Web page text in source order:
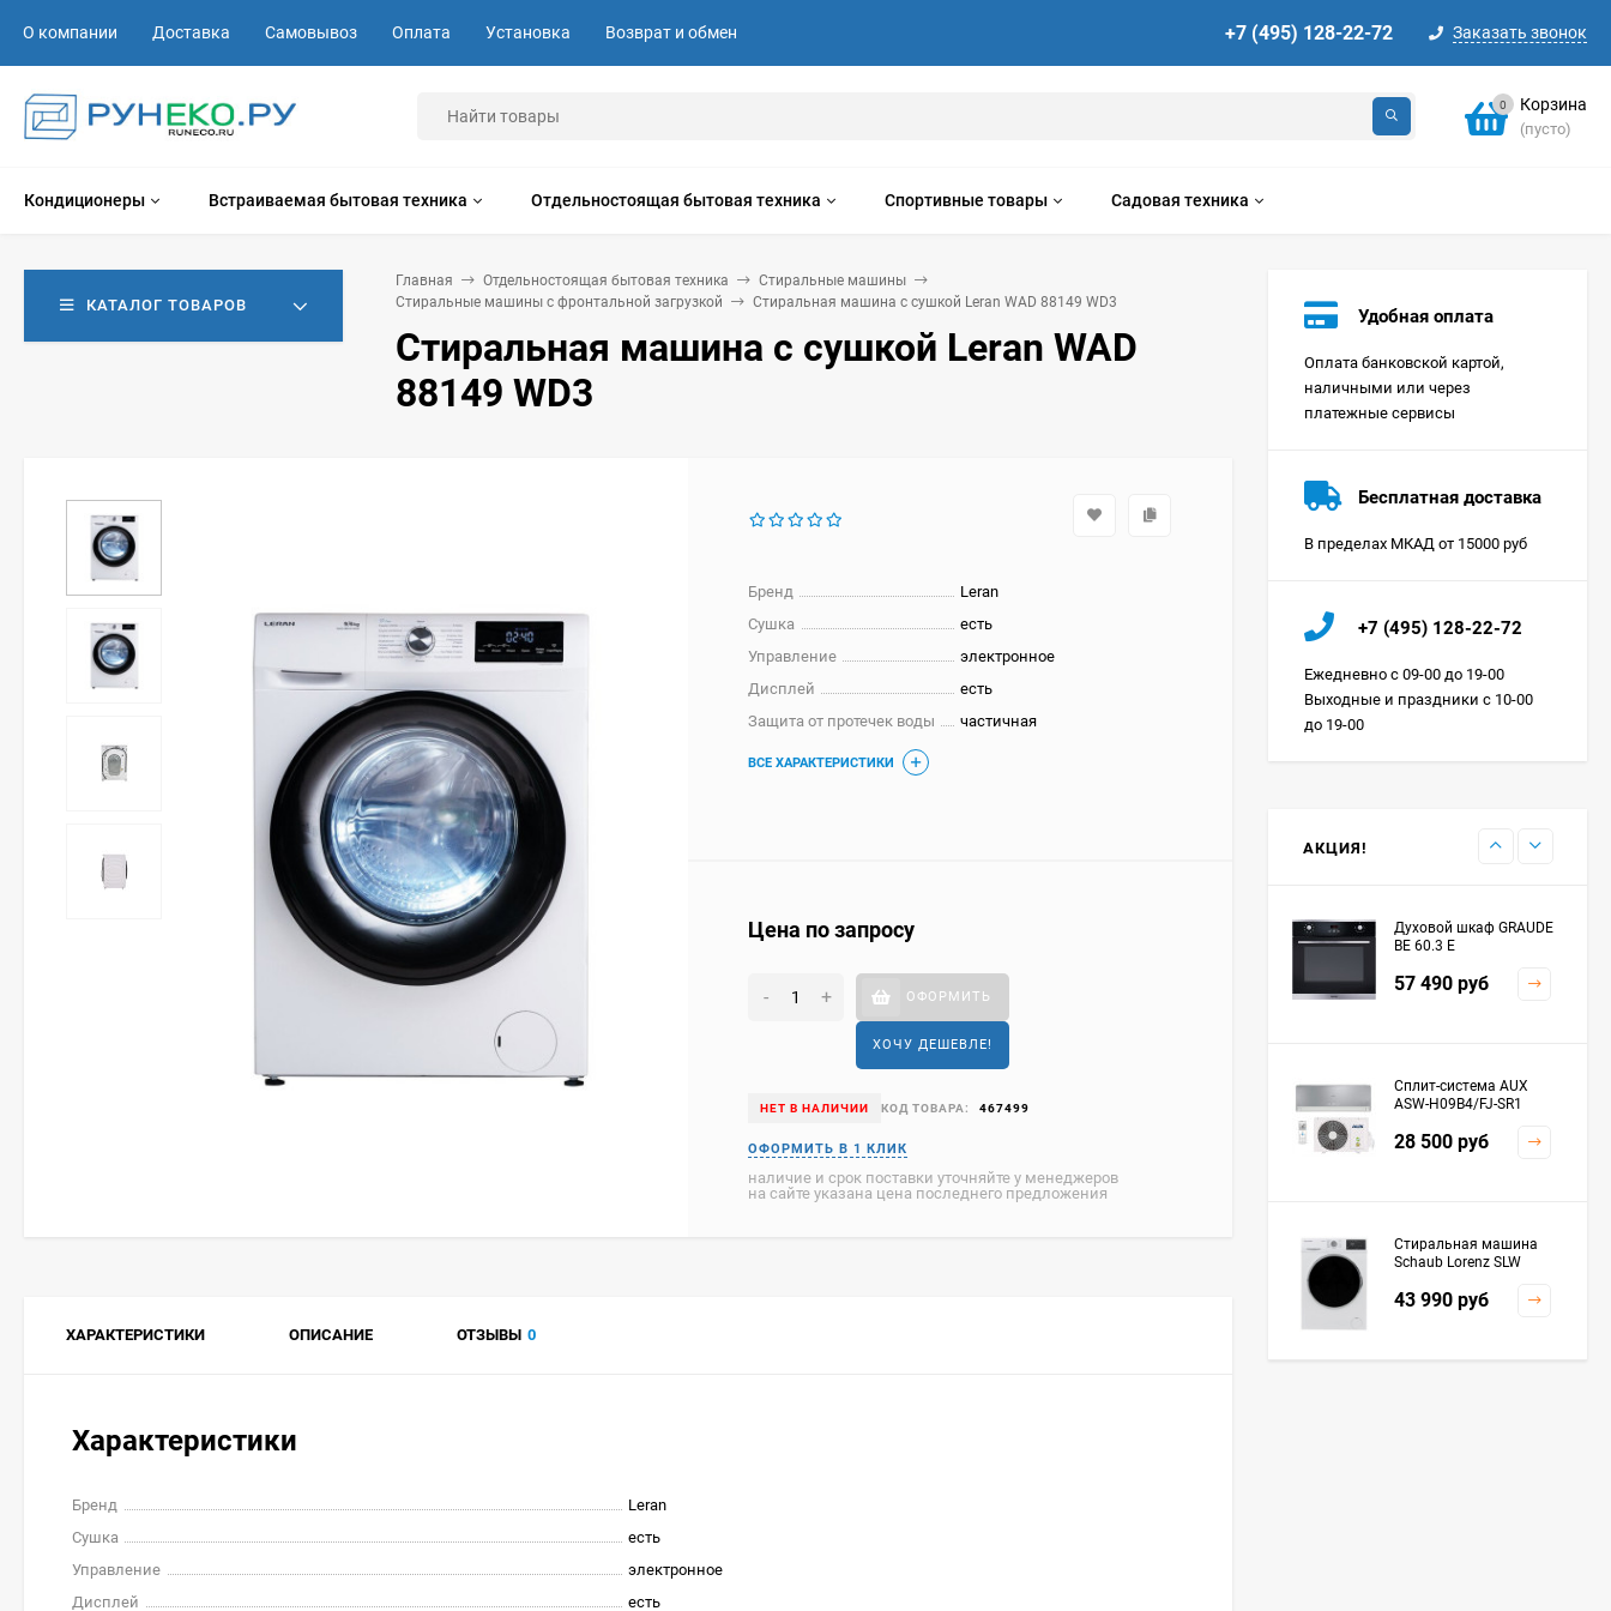
+7 (495) 128-22-72 Заказать звонок
О компании Доставка Самовывоз Оплата Установка Возврат и обмен
0 Корзина
(пусто)
Кондиционеры Встраиваемая бытовая техника Отдельностоящая бытовая техника Спортивные товары Садовая техника
КАТАЛОГ ТОВАРОВ
Главная Отдельностоящая бытовая техника
Стиральные машины
Стиральные машины с фронтальной загрузкой
Стиральная машина с сушкой Leran WAD 88149 WD3
Стиральная машина с сушкой Leran WAD
88149 WD3
Бренд
Leran
Сушка
есть
Управление
электронное
Дисплей
есть
Защита от протечек воды
частичная
ВСЕ ХАРАКТЕРИСТИКИ
Цена по запросу
- + ОФОРМИТЬ
ХОЧУ ДЕШЕВЛЕ!
НЕТ В НАЛИЧИИ КОД ТОВАРА: 467499
наличие и срок поставки уточняйте у менеджеров
на сайте указана цена последнего предложения
ХАРАКТЕРИСТИКИ ОПИСАНИЕ ОТЗЫВЫ 0
Характеристики
Бренд
Leran
Сушка
есть
Управление
электронное
Дисплей
есть
Удобная оплата
Оплата банковской картой,
наличными или через
платежные сервисы
Бесплатная доставка
В пределах МКАД от 15000 руб
+7 (495) 128-22-72
Ежедневно с 09-00 до 19-00
Выходные и праздники с 10-00
до 19-00
АКЦИЯ!
Цена по
ORGS2DBHFSS
запросу
Духовой шкаф GRAUDE
BE 60.3 E
57 490 руб
Сплит-система AUX
ASW-H09B4/FJ-SR1
28 500 руб
Стиральная машина
Schaub Lorenz SLW
43 990 руб